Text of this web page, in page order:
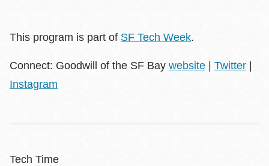
This program is part of SF Tech Week.
Connect: Goodwill of the SF Bay website Twitter
Instagram
Tech Time